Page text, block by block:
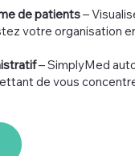
de patients–
votre organisation
– SimplyMed
de vous